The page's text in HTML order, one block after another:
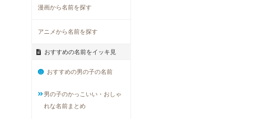
漫画から名前を探す
アニメから名前を探す
おすすめの名前をイッキ見
おすすめの男の子の名前
男の子のかっこいい・おしゃ
れな名前まとめ